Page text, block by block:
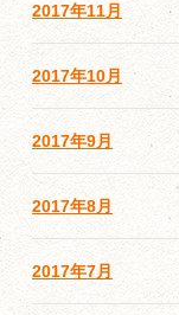
2017年11月
2017年10月
2017年9月
2017年8月
2017年7月